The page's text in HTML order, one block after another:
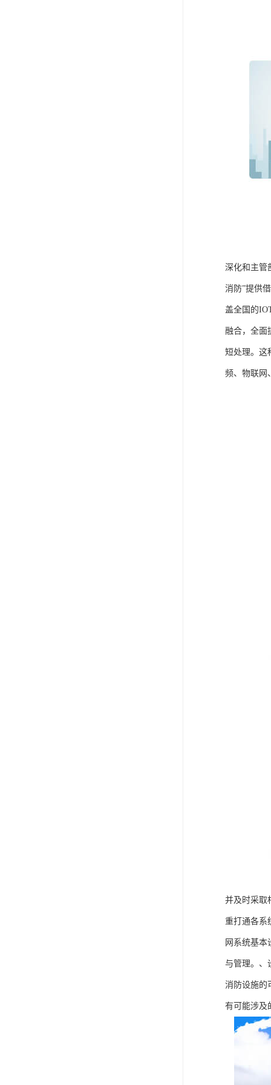
深化和主管
消防”提供
盖全国的
融合，全面
短处理。这
频、物联网
并及时采取
重打通各系
网系统基本
与管理。、
消防设施的
有可能涉及